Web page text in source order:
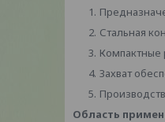
Стальная
Компактные
Захват
Область